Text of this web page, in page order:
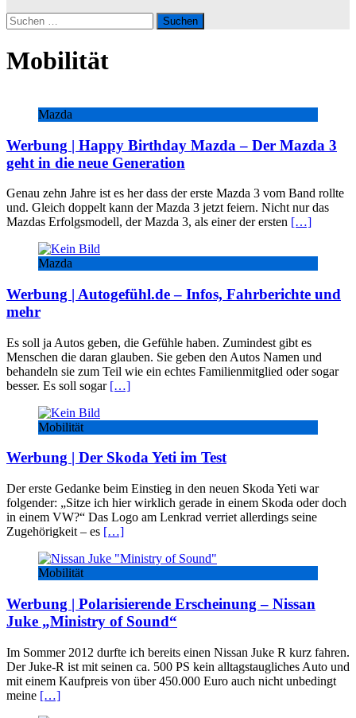
Suchen
nach:
Mobilität
Mazda
Werbung | Happy Birthday Mazda – Der Mazda 3
geht in die neue Generation
Genau zehn Jahre ist es her dass der erste Mazda 3 vom Band rollte
und. Gleich doppelt kann der Mazda 3 jetzt feiern. Nicht nur das
Mazdas Erfolgsmodell, der Mazda 3, als einer der ersten […]
Mazda
Werbung | Autogefühl.de – Infos, Fahrberichte und
mehr
Es soll ja Autos geben, die Gefühle haben. Zumindest gibt es
Menschen die daran glauben. Sie geben den Autos Namen und
behandeln sie zum Teil wie ein echtes Familienmitglied oder sogar
besser. Es soll sogar […]
Mobilität
Werbung | Der Skoda Yeti im Test
Der erste Gedanke beim Einstieg in den neuen Skoda Yeti war
folgender: „Sitze ich hier wirklich gerade in einem Skoda oder doch
in einem VW?“ Das Logo am Lenkrad verriet allerdings seine
Zugehörigkeit – es […]
Mobilität
Werbung | Polarisierende Erscheinung – Nissan
Juke „Ministry of Sound“
Im Sommer 2012 durfte ich bereits einen Nissan Juke R kurz fahren.
Der Juke-R ist mit seinen ca. 500 PS kein alltagstaugliches Auto und
mit einem Kaufpreis von über 450.000 Euro auch nicht unbedingt
meine […]